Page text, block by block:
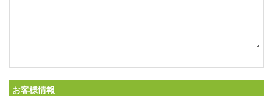
お客様情報